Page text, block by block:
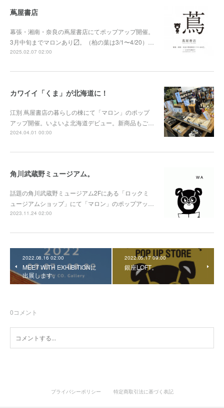
蔦屋書店
幕張・湘南・奈良の蔦屋書店にてポップアップ開催。
3月中旬までマロンあり〼。（柏の葉は3/1〜4/20）…
2025.02.07 02:00
カワイイ「くま」が北海道に！
江別 蔦屋書店の暮らしの棟にて「マロン」のポップ
アップ開催。いよいよ北海道デビュー。新商品もご…
2024.04.01 00:00
角川武蔵野ミュージアム。
話題の角川武蔵野ミュージアム2Fにある「ロックミ
ュージアムショップ」にて「マロン」のポップアッ…
2023.11.24 02:00
2022.08.16 02:00
MEET WITH EXHIBITIONに
出展します。
2022.05.17 09:00
銀座LOFT。
0コメント
プライバシーポリシー 特定商取引法に基づく表記